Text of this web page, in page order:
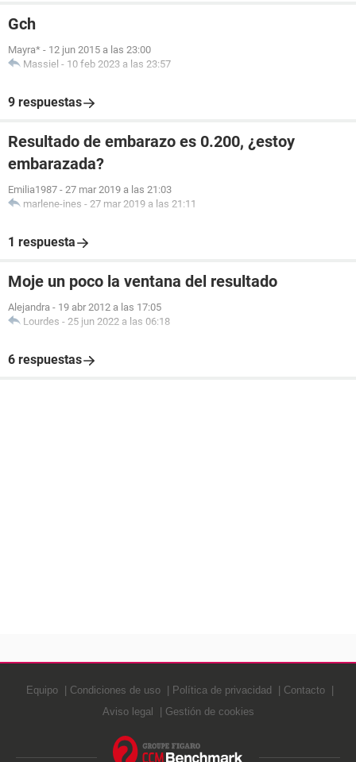
Gch
Mayra* - 12 jun 2015 a las 23:00
Massiel - 10 feb 2023 a las 23:57
9 respuestas
Resultado de embarazo es 0.200, ¿estoy
embarazada?
Emilia1987 - 27 mar 2019 a las 21:03
marlene-ines - 27 mar 2019 a las 21:11
1 respuesta
Moje un poco la ventana del resultado
Alejandra - 19 abr 2012 a las 17:05
Lourdes - 25 jun 2022 a las 06:18
6 respuestas
Equipo Condiciones de uso Política de privacidad
Contacto
Aviso legal
Gestión de cookies